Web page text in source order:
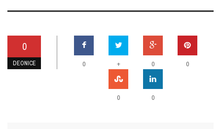
0
DEONICE 0 + 0 0
0 0